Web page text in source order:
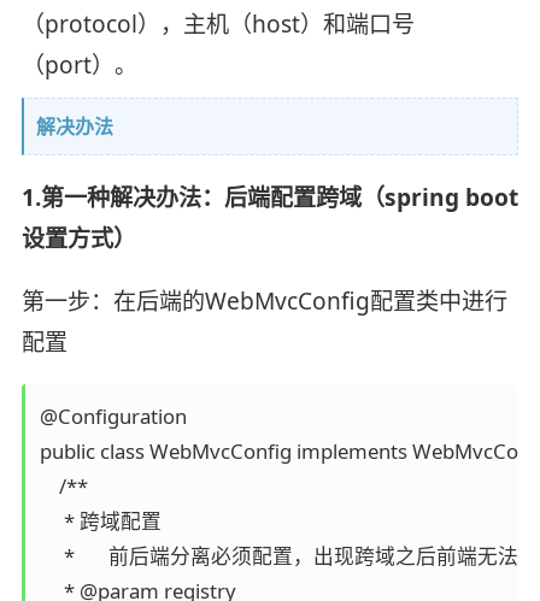
（protocol），主机（host）和端口号
（port）。
解决办法
1.第一种解决办法：后端配置跨域（spring boot
设置方式）
第一步：在后端的WebMvcConfig配置类中进行
配置
@Configuration
public class WebMvcConfig implements
    /**
     * 跨域配置
*       前后端分离必须配置，出现跨域之后前端无法
     * @param registry